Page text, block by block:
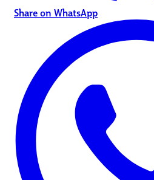
Share on WhatsApp